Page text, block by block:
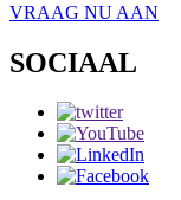
VRAAG NU AAN
SOCIAAL